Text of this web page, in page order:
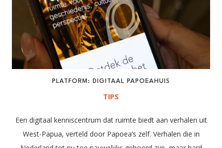
PLATFORM: DIGITAAL PAPOEAHUIS
TIPS
Een digitaal kenniscentrum dat ruimte biedt aan verhalen uit
West-Papua, verteld door Papoea’s zelf. Verhalen die in